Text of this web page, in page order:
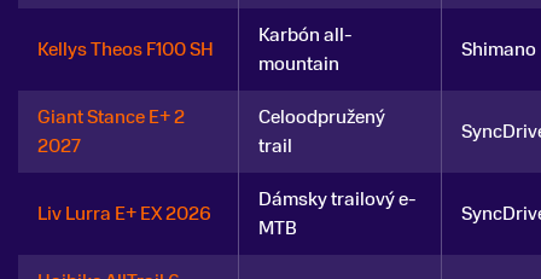
Kellys Theos F100 SH
Karbón all-
mountain
Shimano
Giant Stance E+ 2
2027
Celoodpružený
trail
Liv Lurra E+ EX 2026
Dámsky trailový e-
MTB